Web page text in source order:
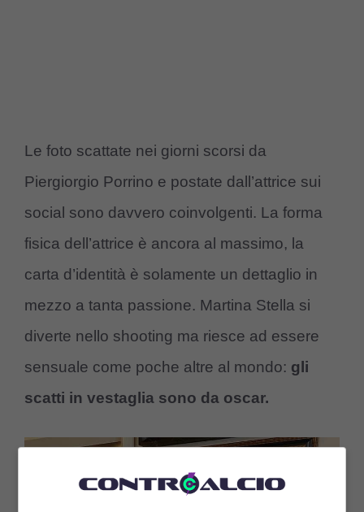
Le foto scattate nei giorni scorsi da
Piergiorgio Porrino e postate dall’attrice sui
social sono davvero coinvolgenti. La forma
fisica dell’attrice è ancora al massimo, la
carta d’identità è solamente un dettaglio in
mezzo a tanta passione. Martina Stella si
diverte nello shooting ma riesce ad essere
sensuale come poche altre al mondo: gli
scatti in vestaglia sono da oscar.